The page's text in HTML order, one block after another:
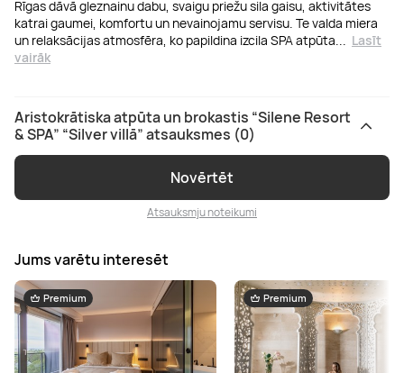
Rīgas dāvā gleznainu dabu, svaigu priežu sila gaisu, aktivitātes
katrai gaumei, komfortu un nevainojamu servisu. Te valda miera
un relaksācijas atmosfēra, ko papildina izcila SPA atpūta
Lasīt
vairāk
Aristokrātiska atpūta un brokastis “Silene Resort
& SPA” “Silver villā” atsauksmes (0)
Novērtēt
Atsauksmju noteikumi
Jums varētu interesēt
Premium Premium